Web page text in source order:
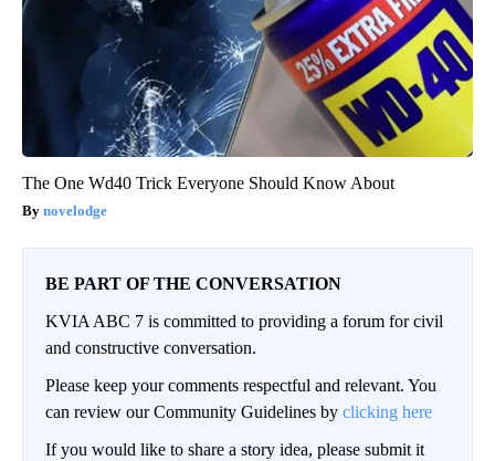
The One Wd40 Trick Everyone Should Know About
novelodge
BE PART OF THE CONVERSATION
KVIA ABC 7 is committed to providing a forum for civil
and constructive conversation.
Please keep your comments respectful and relevant. You
can review our Community Guidelines by clicking here
If you would like to share a story idea, please submit it